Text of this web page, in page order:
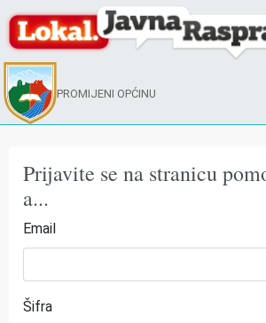
PROMIJENI OPĆINU
Prijavite se na stranicu
a...
Email
Šifra